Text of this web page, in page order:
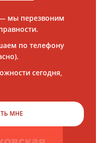
мы перезвоним
по телефону
сегодня,
МНЕ